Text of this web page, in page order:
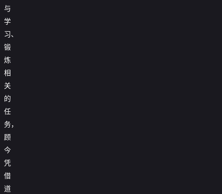
与
学
习、
锻
炼
相
关
的
任
务，
顾
今
凭
借
道